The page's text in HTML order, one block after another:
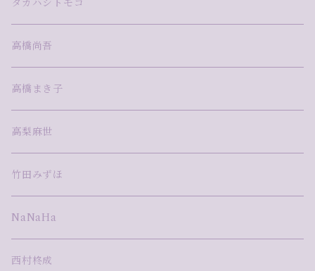
タカハシトモコ
高橋尚吾
高橋まき子
高梨麻世
竹田みずほ
NaNaHa
西村柊成